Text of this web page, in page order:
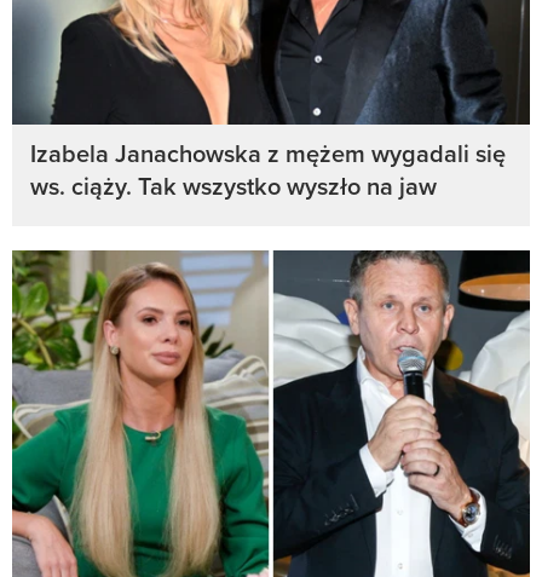
Izabela Janachowska z mężem wygadali się
ws. ciąży. Tak wszystko wyszło na jaw